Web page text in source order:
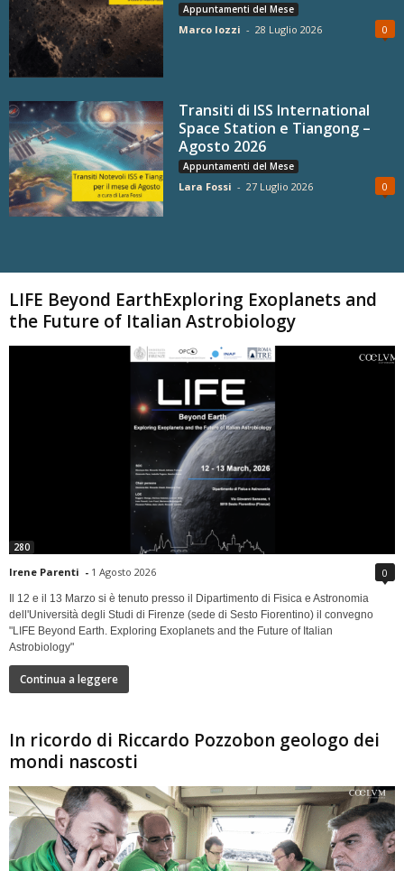
Appuntamenti del Mese
Marco Iozzi - 28 Luglio 2026 0
Transiti di ISS International
Space Station e Tiangong –
Agosto 2026
Appuntamenti del Mese
Lara Fossi - 27 Luglio 2026 0
LIFE Beyond EarthExploring Exoplanets and
the Future of Italian Astrobiology
280
Irene Parenti - 1 Agosto 2026 0
Il 12 e il 13 Marzo si è tenuto presso il Dipartimento di Fisica e Astronomia
dell'Università degli Studi di Firenze (sede di Sesto Fiorentino) il convegno
"LIFE Beyond Earth. Exploring Exoplanets and the Future of Italian
Astrobiology"
Continua a leggere
In ricordo di Riccardo Pozzobon geologo dei
mondi nascosti